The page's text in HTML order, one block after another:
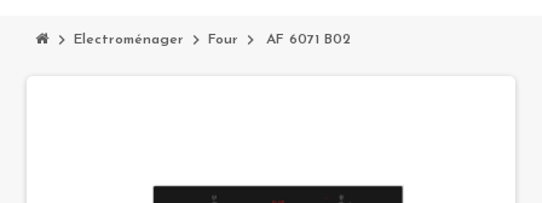
chevron_right Electroménager chevron_right Four chevron_right AF 6071 B02